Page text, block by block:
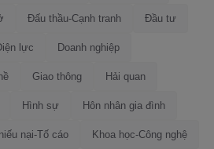
Đấu thầu-Cạnh tranh Đầu tư
lực Doanh nghiệp
Giao thông Hải quan
Hình sự Hôn nhân gia đình
nại-Tố cáo Khoa học-Công nghệ